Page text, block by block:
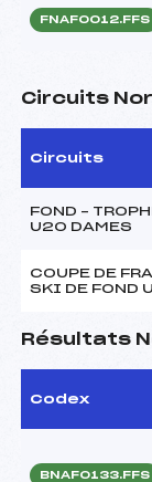
FNAF0012.FFS
Circuits
Circuits
FOND –
U20 DAMES
COUPE DE
SKI DE FOND
Résultats
Codex
BNAF0133.FFS